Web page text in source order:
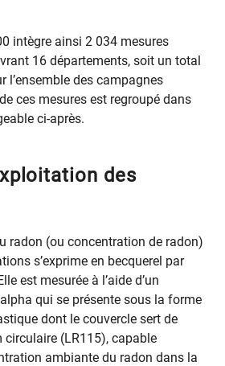
intègre ainsi 2 034 mesures
16 départements, soit un total
l’ensemble des campagnes
ces mesures est regroupé dans
ci-après.
des
radon (ou concentration de radon)
s’exprime en becquerel par
est mesurée à l’aide d’un
qui se présente sous la forme
dont le couvercle sert de
(LR115), capable
ambiante du radon dans la